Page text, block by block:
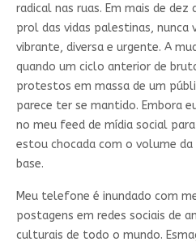
radical nas ruas. Em mais de dez
prol das vidas palestinas, nunca
vibrante, diversa e urgente. A
quando um ciclo anterior de
protestos em massa de um
parece ter se mantido. Embora
no meu feed de mídia social
estou chocada com o volume
base.
Meu telefone é inundado com
postagens em redes sociais de
culturais de todo o mundo.